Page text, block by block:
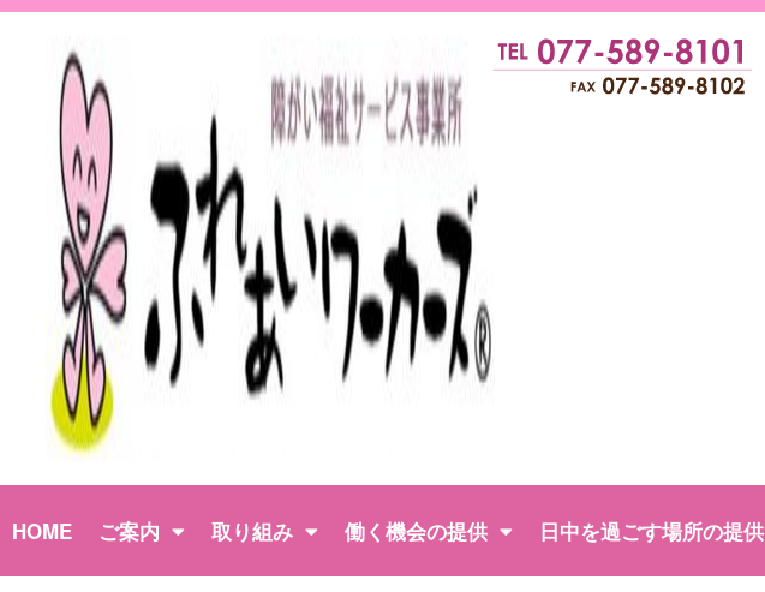
HOME ご案内 取り組み 働く機会の提供 日中を過ごす場所の提供